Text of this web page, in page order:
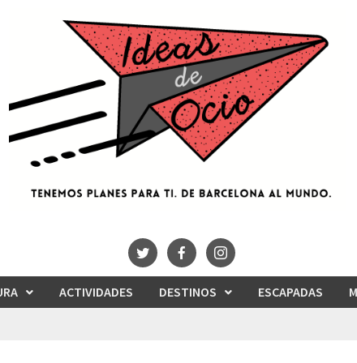
ACTIVIDADES DESTINOS ESCAPADAS